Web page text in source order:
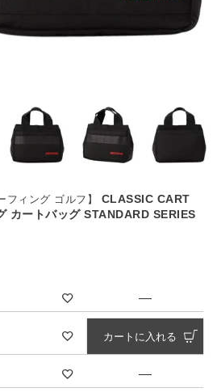
フィング ゴルフ】
CLASSIC CART
カートバッグ STANDARD SERIES
—
カートに入れる
—